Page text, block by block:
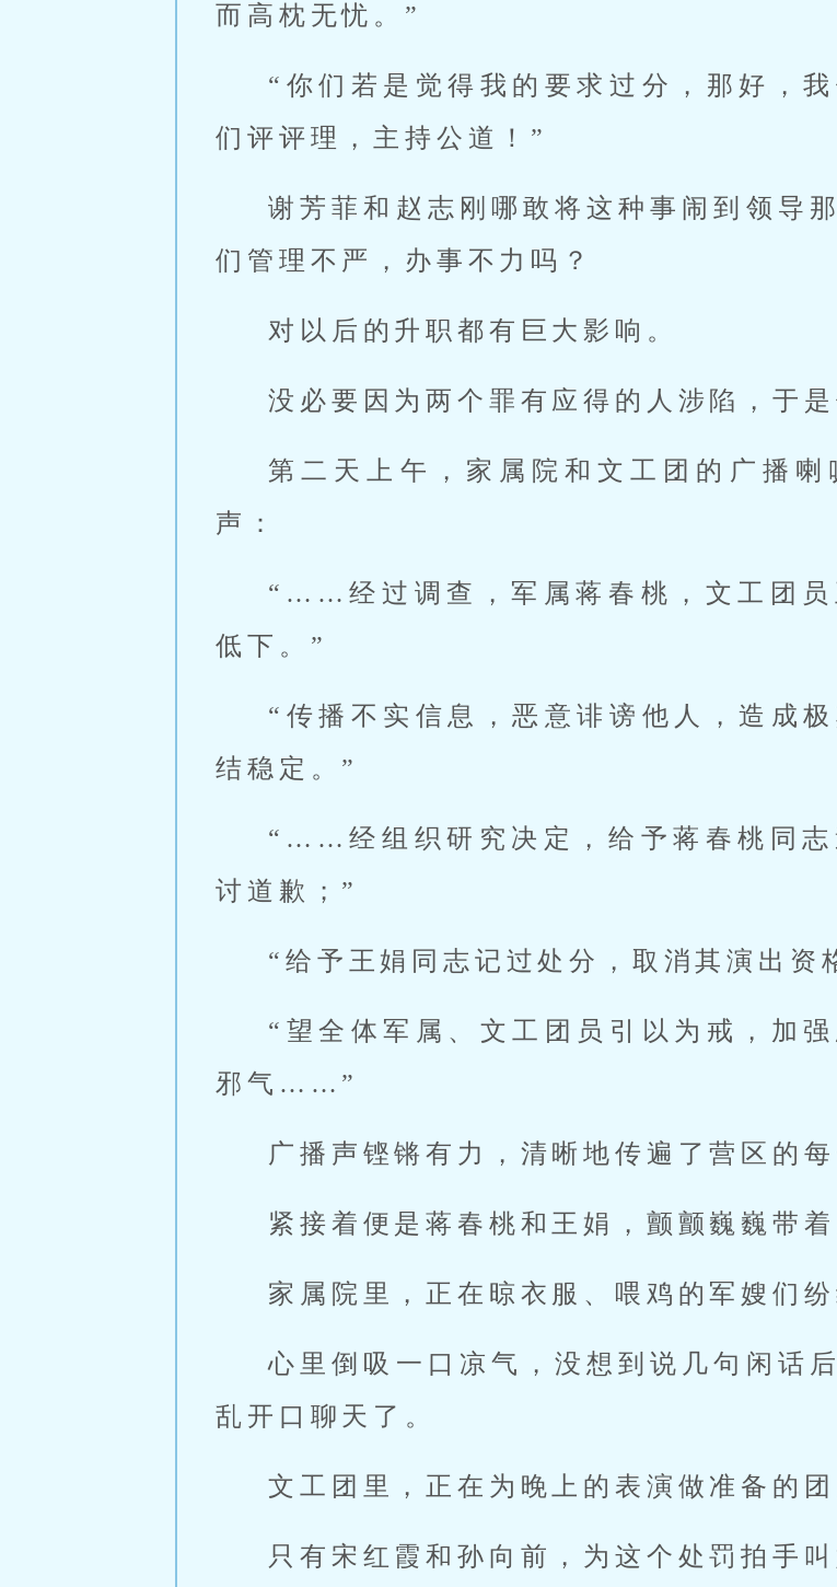
而高枕无忧。”
“你们若是觉得我的要求过分，那好，
们评评理，主持公道！”
谢芳菲和赵志刚哪敢将这种事闹到领导
们管理不严，办事不力吗？
对以后的升职都有巨大影响。
没必要因为两个罪有应得的人涉陷，于
第二天上午，家属院和文工团的广播
声：
“……经过调查，军属蒋春桃，文工团员
低下。”
“传播不实信息，恶意诽谤他人，造成
结稳定。”
“……经组织研究决定，给予蒋春桃同志
讨道歉；”
“给予王娟同志记过处分，取消其演出资
“望全体军属、文工团员引以为戒，加
邪气……”
广播声铿锵有力，清晰地传遍了营区的每
紧接着便是蒋春桃和王娟，颤颤巍巍带着
家属院里，正在晾衣服、喂鸡的军嫂们
心里倒吸一口凉气，没想到说几句闲话
乱开口聊天了。
文工团里，正在为晚上的表演做准备的
只有宋红霞和孙向前，为这个处罚拍手叫